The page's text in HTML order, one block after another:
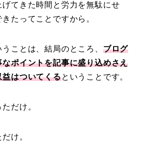
てきた時間と労力を無駄にせ
たってことですから。
ことは、結局のところ、 ブログ
ポイントを記事に盛り込めさえ
はついてくるということです。
だけ。
け。